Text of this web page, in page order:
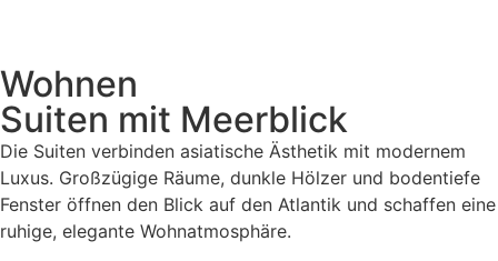
Wohnen
Suiten mit Meerblick
Die Suiten verbinden asiatische Ästhetik mit modernem
Luxus. Großzügige Räume, dunkle Hölzer und bodentiefe
Fenster öffnen den Blick auf den Atlantik und schaffen eine
ruhige, elegante Wohnatmosphäre.